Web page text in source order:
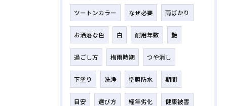
ツートンカラー なぜ必要 雨ばかり
お洒落な色 白 耐用年数 艶
過ごし方 梅雨時期 つや消し
下塗り 洗浄 塗膜防水 期間
目安 選び方 経年劣化 健康被害